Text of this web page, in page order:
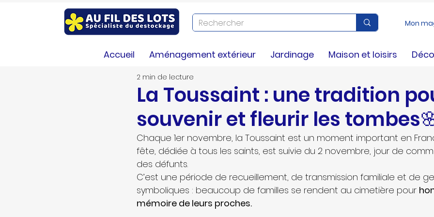
Mon
Accueil Aménagement extérieur Jardinage Maison et loisirs
La Toussaint : une tradition
souvenir et fleurir les
2 min de lecture
Chaque 1er novembre, la Toussaint est un moment important en
fête, dédiée à tous les saints, est suivie du 2 novembre, jour de
des défunts.
C’est une période de recueillement, de transmission familiale et de
symboliques : beaucoup de familles se rendent au cimetière pour
mémoire de leurs proches.